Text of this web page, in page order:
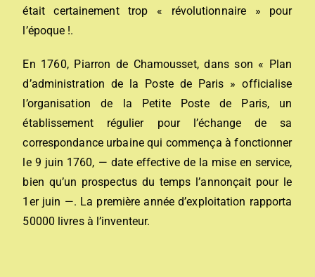
était certainement trop « révolutionnaire » pour
l’époque !.
En 1760, Piarron de Chamousset, dans son « Plan
d’administration de la Poste de Paris » officialise
l’organisation de la Petite Poste de Paris, un
établissement régulier pour l’échange de sa
correspondance urbaine qui commença à fonctionner
le 9 juin 1760, — date effective de la mise en service,
bien qu’un prospectus du temps l’annonçait pour le
1er juin —. La première année d’exploitation rapporta
50000 livres à l’inventeur.